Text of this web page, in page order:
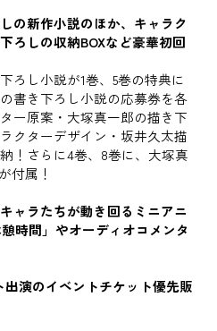
の新作小説のほか、キャラク
ろしの収納BOXなど豪華初回
ろし小説が1巻、5巻の特典に
書き下ろし小説の応募券を各
ー原案・大塚真一郎の描き下
クターデザイン・坂井久太描
！さらに4巻、8巻に、大塚真
付属！
ャラたちが動き回るミニアニ
時間」やオーディオコメンタ
演のイベントチケット優先販